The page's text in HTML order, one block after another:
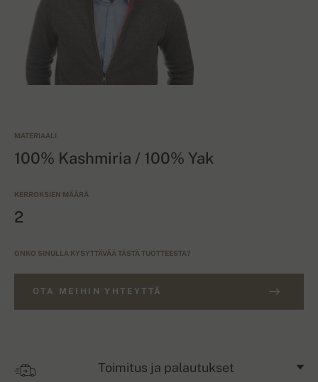
MATERIAALI
100% Kashmiria / 100% Yak
KERROKSIEN MÄÄRÄ
2
ONKO SINULLA KYSYTTÄVÄÄ TÄSTÄ TUOTTEESTA?
OTA MEIHIN YHTEYTTÄ
Toimitus ja palautukset